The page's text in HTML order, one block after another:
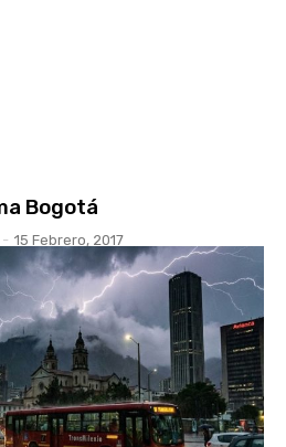
Bogotá
- 15 Febrero, 2017